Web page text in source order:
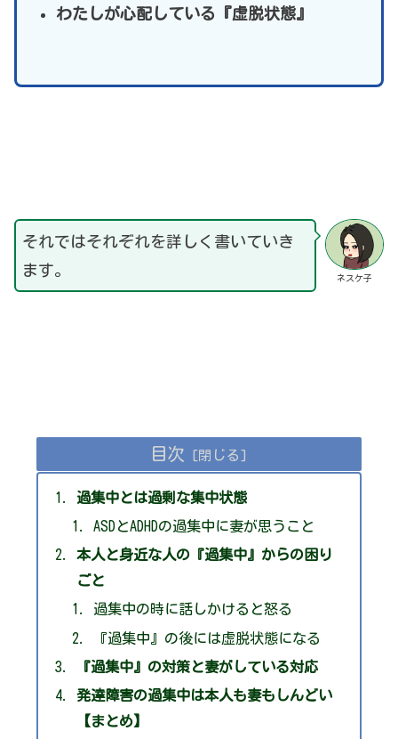
わたしが心配している『虚脱状態』
ネスケ子
それではそれぞれを詳しく書いていき
ます。
目次
過集中とは過剰な集中状態
ASDとADHDの過集中に妻が思うこと
本人と身近な人の『過集中』からの困り
ごと
過集中の時に話しかけると怒る
『過集中』の後には虚脱状態になる
『過集中』の対策と妻がしている対応
発達障害の過集中は本人も妻もしんどい
【まとめ】